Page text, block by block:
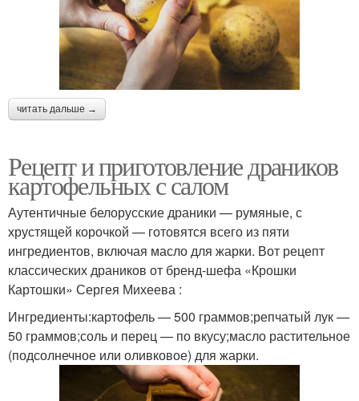
читать дальше →
Рецепт и приготовление драников
картофельных с салом
Аутентичные белорусские драники — румяные, с
хрустящей корочкой — готовятся всего из пяти
ингредиентов, включая масло для жарки. Вот рецепт
классических драников от бренд-шефа «Крошки
Картошки» Сергея Михеева :
Ингредиенты:картофель — 500 граммов;репчатый лук —
50 граммов;соль и перец — по вкусу;масло растительное
(подсолнечное или оливковое) для жарки.